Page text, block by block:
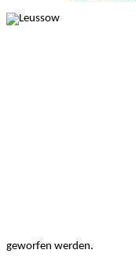
geworfen werden.